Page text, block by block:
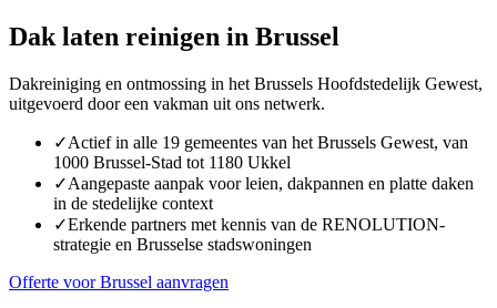
Dak laten reinigen in Brussel
Dakreiniging en ontmossing in het Brussels Hoofdstedelijk Gewest,
uitgevoerd door een vakman uit ons netwerk.
✓Actief in alle 19 gemeentes van het Brussels Gewest, van
1000 Brussel-Stad tot 1180 Ukkel
✓Aangepaste aanpak voor leien, dakpannen en platte daken
in de stedelijke context
✓Erkende partners met kennis van de RENOLUTION-
strategie en Brusselse stadswoningen
Offerte voor Brussel aanvragen